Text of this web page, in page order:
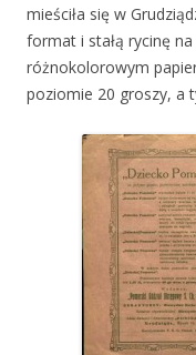
mieściła się w
format i stałą rycinę
różnokolorowym
poziomie 20 groszy, a